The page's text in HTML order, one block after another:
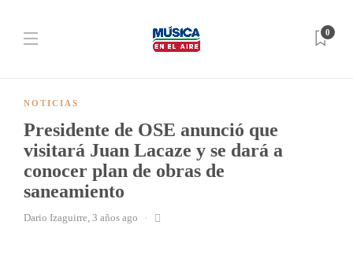
0
NOTICIAS
Presidente de OSE anunció que
visitará Juan Lacaze y se dará a
conocer plan de obras de
saneamiento
Dario Izaguirre, 3 años ago